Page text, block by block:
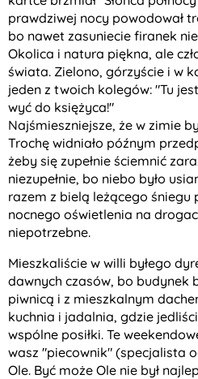
prawdziwej nocy powodował
bo nawet zasuniecie firanek
Okolica i natura piękna, ale
świata. Zielono, górzyście i w
jeden z twoich kolegów: "Tu
wyć do księżyca!"
Najśmieszniejsze, że w zimie
Trochę widniało późnym
żeby się zupełnie ściemnić
niezupełnie, bo niebo było
razem z bielą leżącego śniegu
nocnego oświetlenia na
niepotrzebne.
Mieszkaliście w willi byłego
dawnych czasów, bo budynek
piwnicą i z mieszkalnym
kuchnia i jadalnia, gdzie
wspólne posiłki. Te
wasz "piecownik" (specjalista
Ole. Być może Ole nie był